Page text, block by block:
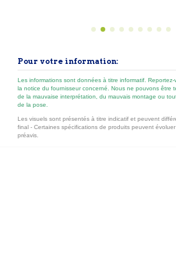
Les informations sont données à titre informatif. Reportez-
la notice du fournisseur concerné. Nous ne pouvons être
de la mauvaise interprétation, du mauvais montage ou
de la pose.
Les visuels sont présentés à titre indicatif et peuvent
final - Certaines spécifications de produits peuvent évoluer